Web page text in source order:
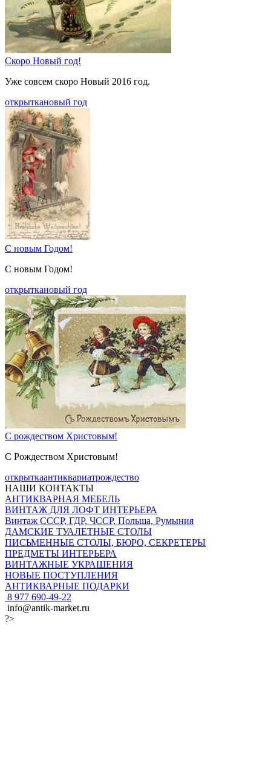
Скоро Новый год!
Уже совсем скоро Новый 2016 год.
открыткановый год
С новым Годом!
С новым Годом!
открыткановый год
C рождеством Христовым!
С Рождеством Христовым!
открыткаантиквариатрождество
НАШИ КОНТАКТЫ
АНТИКВАРНАЯ МЕБЕЛЬ
ВИНТАЖ ДЛЯ ЛОФТ ИНТЕРЬЕРА
Винтаж СССР, ГДР, ЧССР, Польша, Румыния
ДАМСКИЕ ТУАЛЕТНЫЕ СТОЛЫ
ПИСЬМЕННЫЕ СТОЛЫ, БЮРО, СЕКРЕТЕРЫ
ПРЕДМЕТЫ ИНТЕРЬЕРА
ВИНТАЖНЫЕ УКРАШЕНИЯ
НОВЫЕ ПОСТУПЛЕНИЯ
АНТИКВАРНЫЕ ПОДАРКИ
8 977 690-49-22
info@antik-market.ru
?>